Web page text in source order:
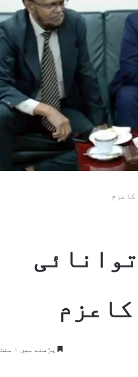
پڑھنے میں ۱ منٹ